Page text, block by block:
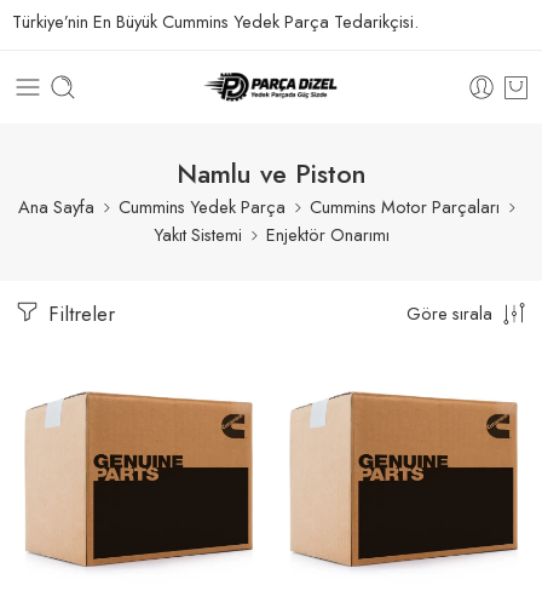
Türkiye’nin En Büyük Cummins Yedek Parça Tedarikçisi.
Namlu ve Piston
Ana Sayfa Cummins Yedek Parça
Cummins Motor Parçaları
Yakıt Sistemi
Enjektör Onarımı
Filtreler Göre sırala